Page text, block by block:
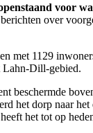
voor
over
met 1129
Lahn-Dill-gebied.
beschermde
het dorp naar
het tot op